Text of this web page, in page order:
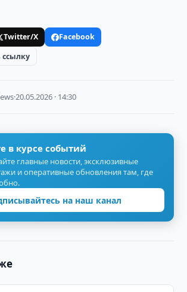
Twitter/X
Facebook
·20.05.2026 · 14:30
в курсе событий
главные новости, эксклюзивные
и оперативные обновления там, где
на наш канал